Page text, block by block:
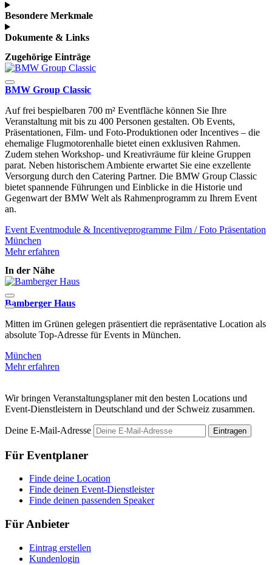
Besondere Merkmale
Dokumente & Links
Zugehörige Einträge
BMW Group Classic
Auf frei bespielbaren 700 m² Eventfläche können Sie Ihre
Veranstaltung mit bis zu 400 Personen gestalten. Ob Events,
Präsentationen, Film- und Foto-Produktionen oder Incentives – die
ehemalige Flugmotorenhalle bietet einen exklusiven Rahmen.
Zudem stehen Workshop- und Kreativräume für kleine Gruppen
parat. Neben historischem Ambiente erwartet Sie eine exzellente
Versorgung durch den Catering Partner. Die BMW Group Classic
bietet spannende Führungen und Einblicke in die Historie und
Gegenwart der BMW Welt als Rahmenprogramm zu Ihrem Event
an.
Event Eventmodule & Incentiveprogramme Film / Foto Präsentation
München
Mehr erfahren
In der Nähe
Bamberger Haus
Mitten im Grünen gelegen präsentiert die repräsentative Location als
absolute Top-Adresse für Events in München.
München
Mehr erfahren
Wir bringen Veranstaltungsplaner mit den besten Locations und
Event-Dienstleistern in Deutschland und der Schweiz zusammen.
Deine E-Mail-Adresse Eintragen
Für Eventplaner
Finde deine Location
Finde deinen Event-Dienstleister
Finde deinen passenden Speaker
Für Anbieter
Eintrag erstellen
Kundenlogin